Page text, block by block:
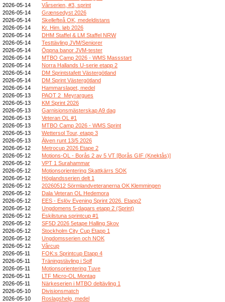
2026-05-14
Vårserien, #3, sprint
2026-05-14
Grænsedyst 2026
2026-05-14
Skellefteå OK, medeldistans
2026-05-14
Kr. Him. løb 2026
2026-05-14
DHM Staffel & LM Staffel NRW
2026-05-14
Testtävling JVM/Seniorer
2026-05-14
Öppna banor JVM-tester
2026-05-14
MTBO Camp 2026 - WMS Massstart
2026-05-14
Norra Hallands U-serie etapp 2
2026-05-14
DM Sprintstafett Västergötland
2026-05-14
DM Sprint Västergötland
2026-05-14
Hammarslaget, medel
2026-05-13
PAOT 2_Meyrargues
2026-05-13
KM Sprint 2026
2026-05-13
Garnisionsmästerskap A9 dag
2026-05-13
Veteran OL #1
2026-05-13
MTBO Camp 2026 - WMS Sprint
2026-05-13
Wettersol Tour, etapp 3
2026-05-13
Älven runt 13/5 2026
2026-05-12
Metrocup 2026 Etape 2
2026-05-12
Motions-OL - Borås 2 av 5 VT [Borås GIF (Knektås)]
2026-05-12
VPT 1 Surahammar
2026-05-12
Motionsorientering Skattkärrs SOK
2026-05-12
Höglandsserien delt 1
2026-05-12
20260512 Sörmlandveteranerna OK Klemmingen
2026-05-12
Dala Veteran OL Hedemora
2026-05-12
EES - Eslöv Evening Sprint 2026. Etapp2
2026-05-12
Ungdomens 5-dagars etapp 2 (Sprint)
2026-05-12
Eskilstuna sprintcup #1
2026-05-12
SF5D 2026 5etape Halling Skov
2026-05-12
Stockholm City Cup Etapp 1
2026-05-12
Ungdomsserien och NOK
2026-05-12
Vårcup
2026-05-11
FOK:s Sprintcup Etapp 4
2026-05-11
Träningstävling i Solf
2026-05-11
Motionsorientering Tuve
2026-05-11
LTF Micro-OL Montag
2026-05-11
Närkeserien i MTBO deltävling 1
2026-05-10
Divisionsmatch
2026-05-10
Roslagshelg, medel